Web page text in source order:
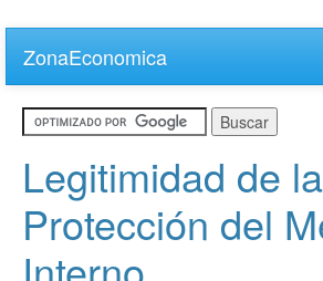
main
content
ZonaEconomica
Legitimidad de la
Protección del